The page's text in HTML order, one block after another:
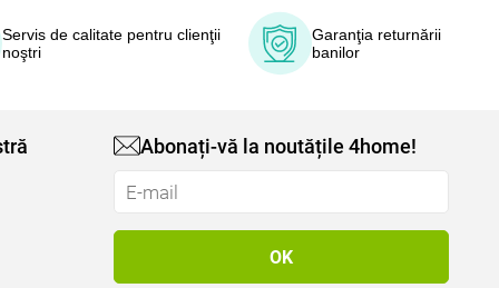
Servis de calitate pentru clienţii
noştri
Garanţia returnării
banilor
Abonați-vă la noutățile 4home!